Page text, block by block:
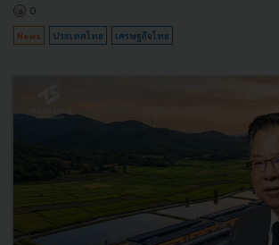
0
News ประเทศไทย เศรษฐกิจไทย